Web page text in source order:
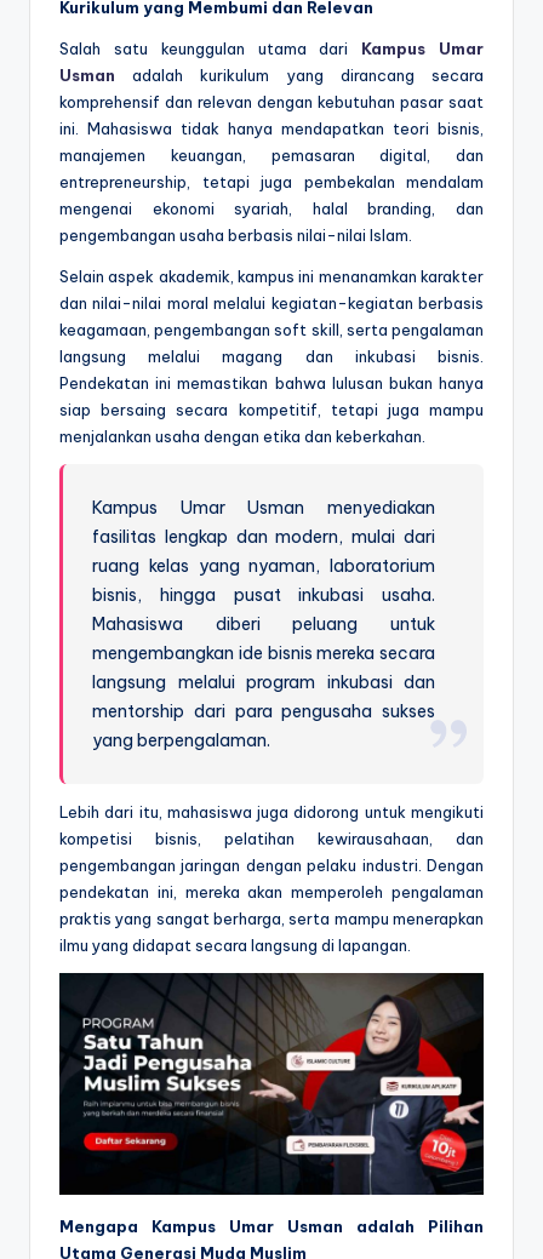
Kurikulum yang Membumi dan Relevan
Salah satu keunggulan utama dari Kampus Umar
Usman adalah kurikulum yang dirancang secara
komprehensif dan relevan dengan kebutuhan pasar saat
ini. Mahasiswa tidak hanya mendapatkan teori bisnis,
manajemen keuangan, pemasaran digital, dan
entrepreneurship, tetapi juga pembekalan mendalam
mengenai ekonomi syariah, halal branding, dan
pengembangan usaha berbasis nilai-nilai Islam.
Selain aspek akademik, kampus ini menanamkan karakter
dan nilai-nilai moral melalui kegiatan-kegiatan berbasis
keagamaan, pengembangan soft skill, serta pengalaman
langsung melalui magang dan inkubasi bisnis.
Pendekatan ini memastikan bahwa lulusan bukan hanya
siap bersaing secara kompetitif, tetapi juga mampu
menjalankan usaha dengan etika dan keberkahan.
Kampus Umar Usman menyediakan
fasilitas lengkap dan modern, mulai dari
ruang kelas yang nyaman, laboratorium
bisnis, hingga pusat inkubasi usaha.
Mahasiswa diberi peluang untuk
mengembangkan ide bisnis mereka secara
langsung melalui program inkubasi dan
mentorship dari para pengusaha sukses
yang berpengalaman.
Lebih dari itu, mahasiswa juga didorong untuk mengikuti
kompetisi bisnis, pelatihan kewirausahaan, dan
pengembangan jaringan dengan pelaku industri. Dengan
pendekatan ini, mereka akan memperoleh pengalaman
praktis yang sangat berharga, serta mampu menerapkan
ilmu yang didapat secara langsung di lapangan.
Mengapa Kampus Umar Usman adalah Pilihan
Utama Generasi Muda Muslim